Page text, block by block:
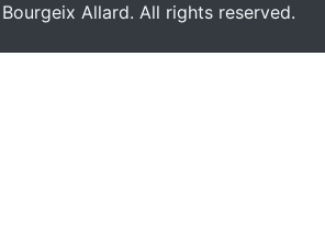
Allard. All rights reserved.